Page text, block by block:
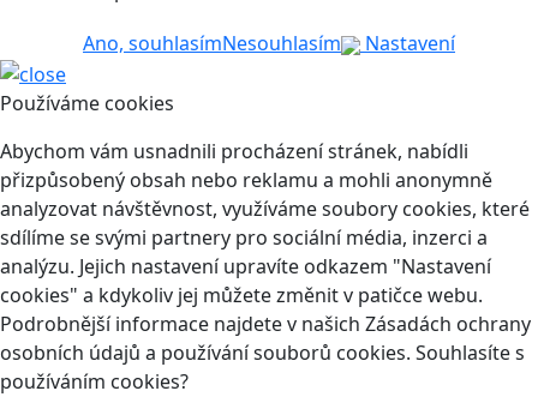
Ano, souhlasímNesouhlasím Nastavení
Používáme cookies
Abychom vám usnadnili procházení stránek, nabídli
přizpůsobený obsah nebo reklamu a mohli anonymně
analyzovat návštěvnost, využíváme soubory cookies, které
sdílíme se svými partnery pro sociální média, inzerci a
analýzu. Jejich nastavení upravíte odkazem "Nastavení
cookies" a kdykoliv jej můžete změnit v patičce webu.
Podrobnější informace najdete v našich Zásadách ochrany
osobních údajů a používání souborů cookies. Souhlasíte s
používáním cookies?